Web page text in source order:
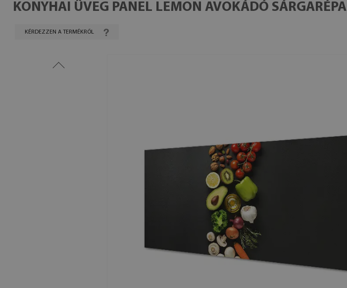
KONYHAI ÜVEG PANEL LEMON AVOKÁDÓ SÁRGARÉPA
KÉRDEZZEN A TERMÉKRŐL